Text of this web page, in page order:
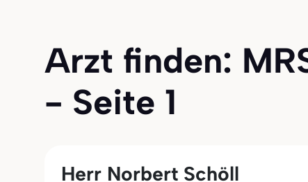
Arzt finden:
- Seite 1
Herr Norbert Schöll